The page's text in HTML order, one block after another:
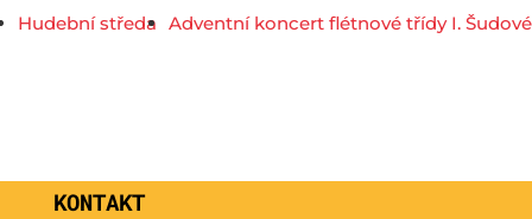
Hudební středa Adventní koncert flétnové třídy I. Šudové
KONTAKT